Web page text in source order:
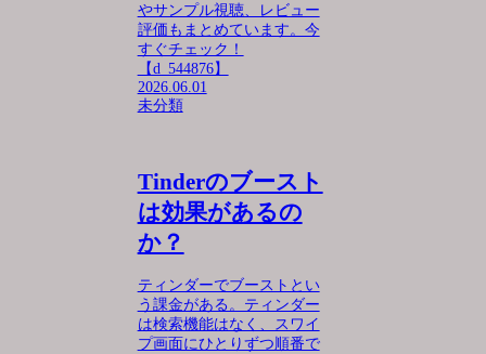
やサンプル視聴、レビュー
評価もまとめています。今
すぐチェック！
【d_544876】
2026.06.01
未分類
Tinderのブースト
は効果があるの
か？
ティンダーでブーストとい
う課金がある。ティンダー
は検索機能はなく、スワイ
プ画面にひとりずつ順番で